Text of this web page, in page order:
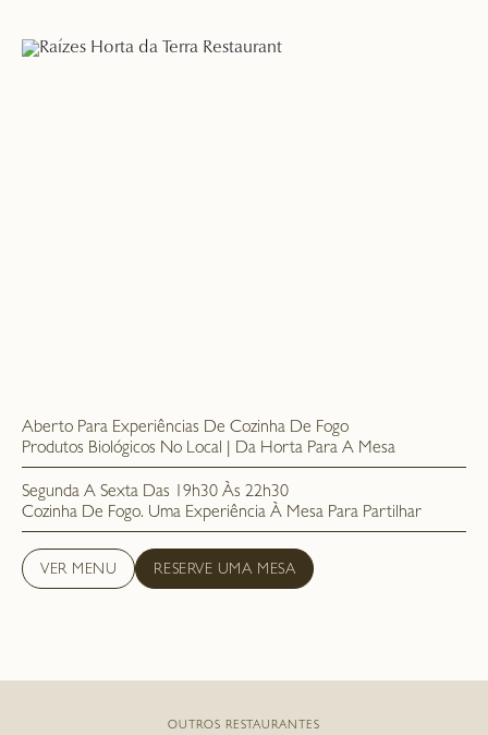
Aberto Para Experiências De Cozinha De Fogo
Produtos Biológicos No Local | Da Horta Para A Mesa
Segunda A Sexta Das 19h30 Às 22h30
Cozinha De Fogo. Uma Experiência À Mesa Para Partilhar
VER MENU RESERVE UMA MESA
OUTROS RESTAURANTES